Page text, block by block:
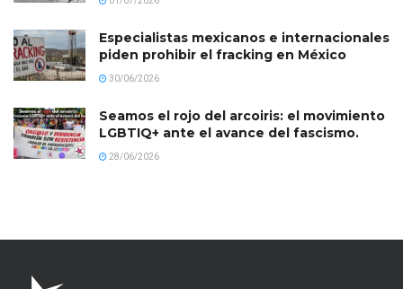
Especialistas mexicanos e internacionales
piden prohibir el fracking en México
30/06/2026
Seamos el rojo del arcoiris: el movimiento
LGBTIQ+ ante el avance del fascismo.
28/06/2026